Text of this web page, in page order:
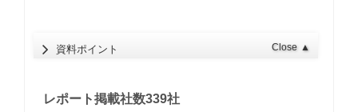
資料ポイント Close ▲
レポート掲載社数339社